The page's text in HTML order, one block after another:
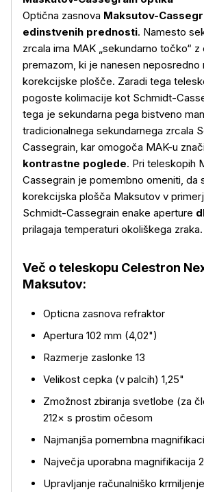
Več o izdelku
Optična zasnova Maksutov-
edinstvenih prednosti. Namesto
zrcala ima MAK „sekundarno točko“ z
premazom, ki je nanesen neposredno
korekcijske plošče. Zaradi tega
pogoste kolimacije kot Schmidt-
tega je sekundarna pega bistveno
tradicionalnega sekundarnega zrcala
Cassegrain, kar omogoča MAK-u
kontrastne poglede. Pri teleskopih
Cassegrain je pomembno omeniti, da
korekcijska plošča Maksutov v
Schmidt-Cassegrain enake aperture
prilagaja temperaturi okoliškega zraka.
Več o teleskopu Celestron
Maksutov:
Opticna zasnova refraktor
Apertura 102 mm (4,02")
Razmerje zaslonke 13
Velikost cepka (v palcih) 1,25"
Zmožnost zbiranja svetlobe (za
212× s prostim očesom
Najmanjša pomembna
Največja uporabna magnifikacija
Upravljanje računalniško krmiljenje